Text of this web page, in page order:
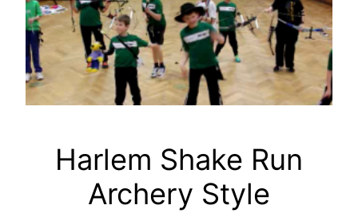
Harlem Shake Run
Archery Style